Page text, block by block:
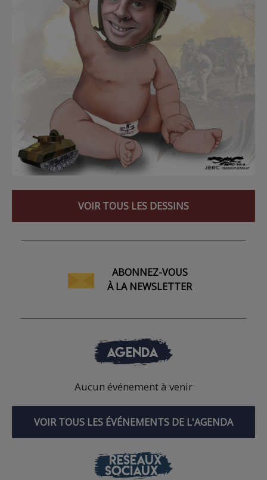
VOIR TOUS LES DESSINS
ABONNEZ-VOUS
À LA NEWSLETTER
AGENDA
Aucun événement à venir
VOIR TOUS LES ÉVÉNEMENTS DE L'AGENDA
RÉSEAUX
SOCIAUX